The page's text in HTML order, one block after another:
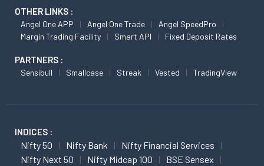
OTHER LINKS :
Angel One APP Angel One Trade
Angel SpeedPro
Margin Trading Facility
Smart API Fixed Deposit Rates
PARTNERS :
Sensibull Smallcase Streak Vested TradingView
INDICES :
Nifty 50 Nifty Bank
Nifty Financial Services
Nifty Next 50
Nifty Midcap 100
BSE Sensex